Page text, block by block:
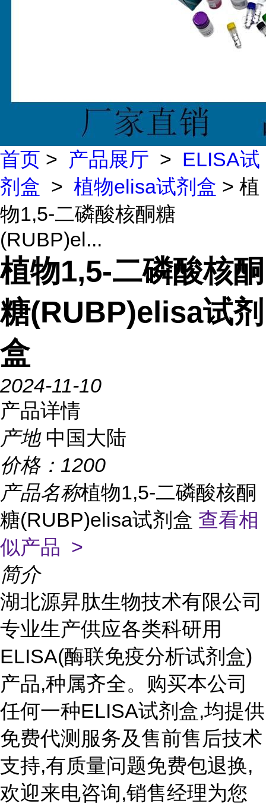
首页 > 产品展厅 > ELISA试
剂盒 > 植物elisa试剂盒 > 植
物1,5-二磷酸核酮糖
(RUBP)el...
植物1,5-二磷酸核酮
糖(RUBP)elisa试剂
盒
2024-11-10
产品详情
产地 中国大陆
价格： 1200
产品名称植物1,5-二磷酸核酮
糖(RUBP)elisa试剂盒 查看相
似产品 >
简介
湖北源昇肽生物技术有限公司
专业生产供应各类科研用
ELISA(酶联免疫分析试剂盒)
产品,种属齐全。购买本公司
任何一种ELISA试剂盒,均提供
免费代测服务及售前售后技术
支持,有质量问题免费包退换,
欢迎来电咨询,销售经理为您